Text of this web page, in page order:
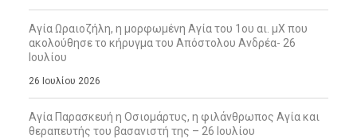
Αγία Ωραιοζήλη, η μορφωμένη Αγία του 1ου αι. μΧ που
ακολούθησε το κήρυγμα του Απόστολου Ανδρέα- 26
Ιουλίου
26 Ιουλίου 2026
Αγία Παρασκευή η Οσιομάρτυς, η φιλάνθρωπος Αγία και
θεραπευτής του βασανιστή της – 26 Ιουλίου